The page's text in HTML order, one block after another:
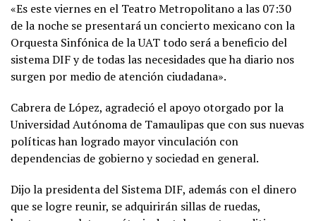
«Es este viernes en el Teatro Metropolitano a las 07:30
de la noche se presentará un concierto mexicano con la
Orquesta Sinfónica de la UAT todo será a beneficio del
sistema DIF y de todas las necesidades que ha diario nos
surgen por medio de atención ciudadana».
Cabrera de López, agradeció el apoyo otorgado por la
Universidad Autónoma de Tamaulipas que con sus nuevas
políticas han logrado mayor vinculación con
dependencias de gobierno y sociedad en general.
Dijo la presidenta del Sistema DIF, además con el dinero
que se logre reunir, se adquirirán sillas de ruedas,